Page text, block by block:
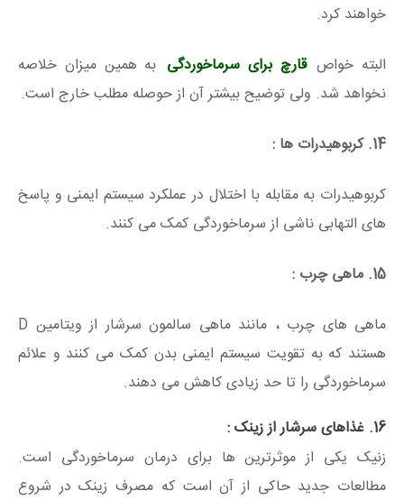
خواهند کرد.
البته خواص قارچ برای سرماخوردگی به همین میزان خلاصه
نخواهد شد. ولی توضیح بیشتر آن از حوصله مطلب خارج است.
14. کربوهیدرات ها :
کربوهیدرات به مقابله با اختلال در عملکرد سیستم ایمنی و پاسخ
های التهابی ناشی از سرماخوردگی کمک می کنند.
15. ماهی چرب :
ماهی های چرب ، مانند ماهی سالمون سرشار از ویتامین D
هستند که به تقویت سیستم ایمنی بدن کمک می کنند و علائم
سرماخوردگی را تا حد زیادی کاهش می دهند.
16. غذاهای سرشار از زینک :
زنیک یکی از موثرترین ها برای درمان سرماخوردگی است.
مطالعات جدید حاکی از آن است که مصرف زینک در شروع